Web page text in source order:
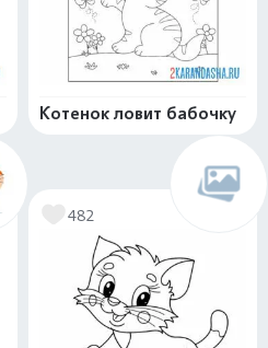
Котенок ловит бабочку
482